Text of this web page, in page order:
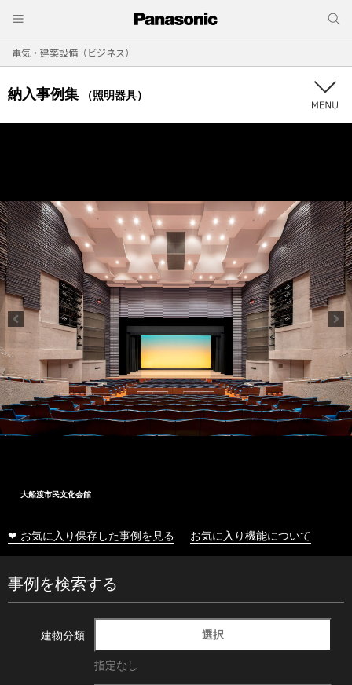
電気・建築設備（ビジネス）
納入事例集 （照明器具）
大船渡市民文化会館
❤ お気に入り保存した事例を見る お気に入り機能について
事例を検索する
建物分類 選択
指定なし